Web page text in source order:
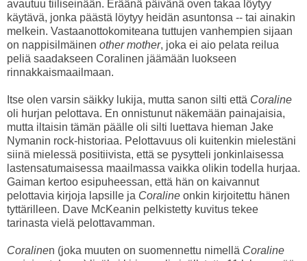
avautuu tiiliseinään. Eräänä päivänä oven takaa löytyy
käytävä, jonka päästä löytyy heidän asuntonsa -- tai ainakin
melkein. Vastaanottokomiteana tuttujen vanhempien sijaan
on nappisilmäinen other mother, joka ei aio pelata reilua
peliä saadakseen Coralinen jäämään luokseen
rinnakkaismaailmaan.
Itse olen varsin säikky lukija, mutta sanon silti että Coraline
oli hurjan pelottava. En onnistunut näkemään painajaisia,
mutta iltaisin tämän päälle oli silti luettava hieman Jake
Nymanin rock-historiaa. Pelottavuus oli kuitenkin mielestäni
siinä mielessä positiivista, että se pysytteli jonkinlaisessa
lastensatumaisessa maailmassa vaikka olikin todella hurjaa.
Gaiman kertoo esipuheessan, että hän on kaivannut
pelottavia kirjoja lapsille ja Coraline onkin kirjoitettu hänen
tyttärilleen. Dave McKeanin pelkistetty kuvitus tekee
tarinasta vielä pelottavamman.
Coralinen (joka muuten on suomennettu nimellä Coraline